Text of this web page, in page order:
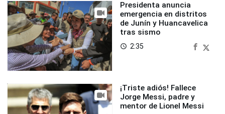
Presidenta anuncia
emergencia en distritos
de Junín y Huancavelica
tras sismo
access_time 2:35
¡Triste adiós! Fallece
Jorge Messi, padre y
mentor de Lionel Messi